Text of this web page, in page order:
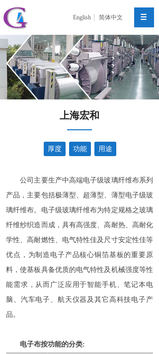
English 简体中文
上海宏和
厚度 功能 用途
公司主要生产中高端电子级玻璃纤维布系列
产品，主要包括极薄型、超薄型、薄型电子级玻
璃纤维布。电子级玻璃纤维布为特定规格之玻璃
纤维纱织造而成，具有高强度、高耐热、高耐化
学性、高耐燃性、电气特性佳及尺寸安定性佳等
优点，为制造电子产品核心铜箔基板的重要原
料，使基板具备优质的电气特性及机械强度等性
能需求，从而广泛应用于智能手机、笔记本电
脑、汽车电子、航天仪器及其它高科技电子产
品。
电子布按功能的分类: